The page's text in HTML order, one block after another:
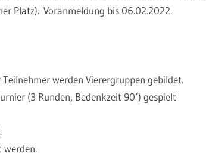
Platz). Voranmeldung bis 06.02.2022.
werden Vierergruppen gebildet.
(3 Runden, Bedenkzeit 90‘) gespielt
werden.